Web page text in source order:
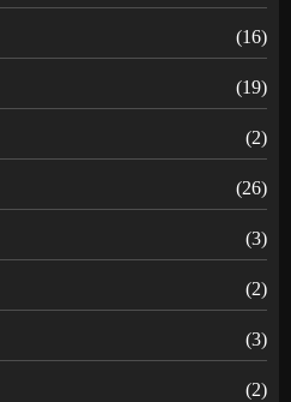
(16)
(19)
(2)
(26)
(3)
(2)
(3)
(2)